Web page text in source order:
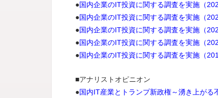
●国内企業のIT投資に関する調査を実施（
●国内企業のIT投資に関する調査を実施（
●国内企業のIT投資に関する調査を実施（
●国内企業のIT投資に関する調査を実施（
●国内企業のIT投資に関する調査を実施（
■アナリストオピニオン
●国内IT産業とトランプ新政権～湧き上がる